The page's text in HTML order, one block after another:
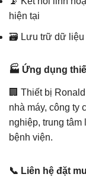
hiện tại
🗃️ Lưu trữ dữ liệu
🏭 Ứng dụng
🏢 Thiết bị
nhà máy, công ty
nghiệp, trung
bệnh viện.
📞 Liên hệ đặt